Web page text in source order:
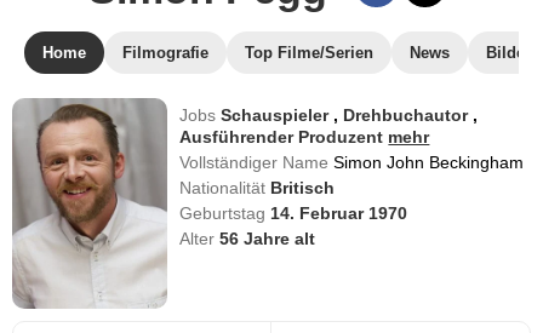
Home Filmografie Top Filme/Serien News Bilder
JobsSchauspieler , Drehbuchautor ,
Ausführender Produzent mehr
Vollständiger NameSimon John Beckingham
Nationalität Britisch
Geburtstag 14. Februar 1970
Alter56 Jahre alt